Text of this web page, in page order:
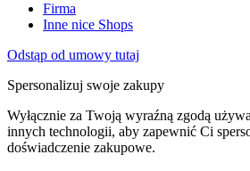
Firma
Inne nice Shops
Odstąp od umowy tutaj
Spersonalizuj swoje zakupy
Wyłącznie za Twoją wyraźną zgodą
innych technologii, aby zapewnić Ci
doświadczenie zakupowe.